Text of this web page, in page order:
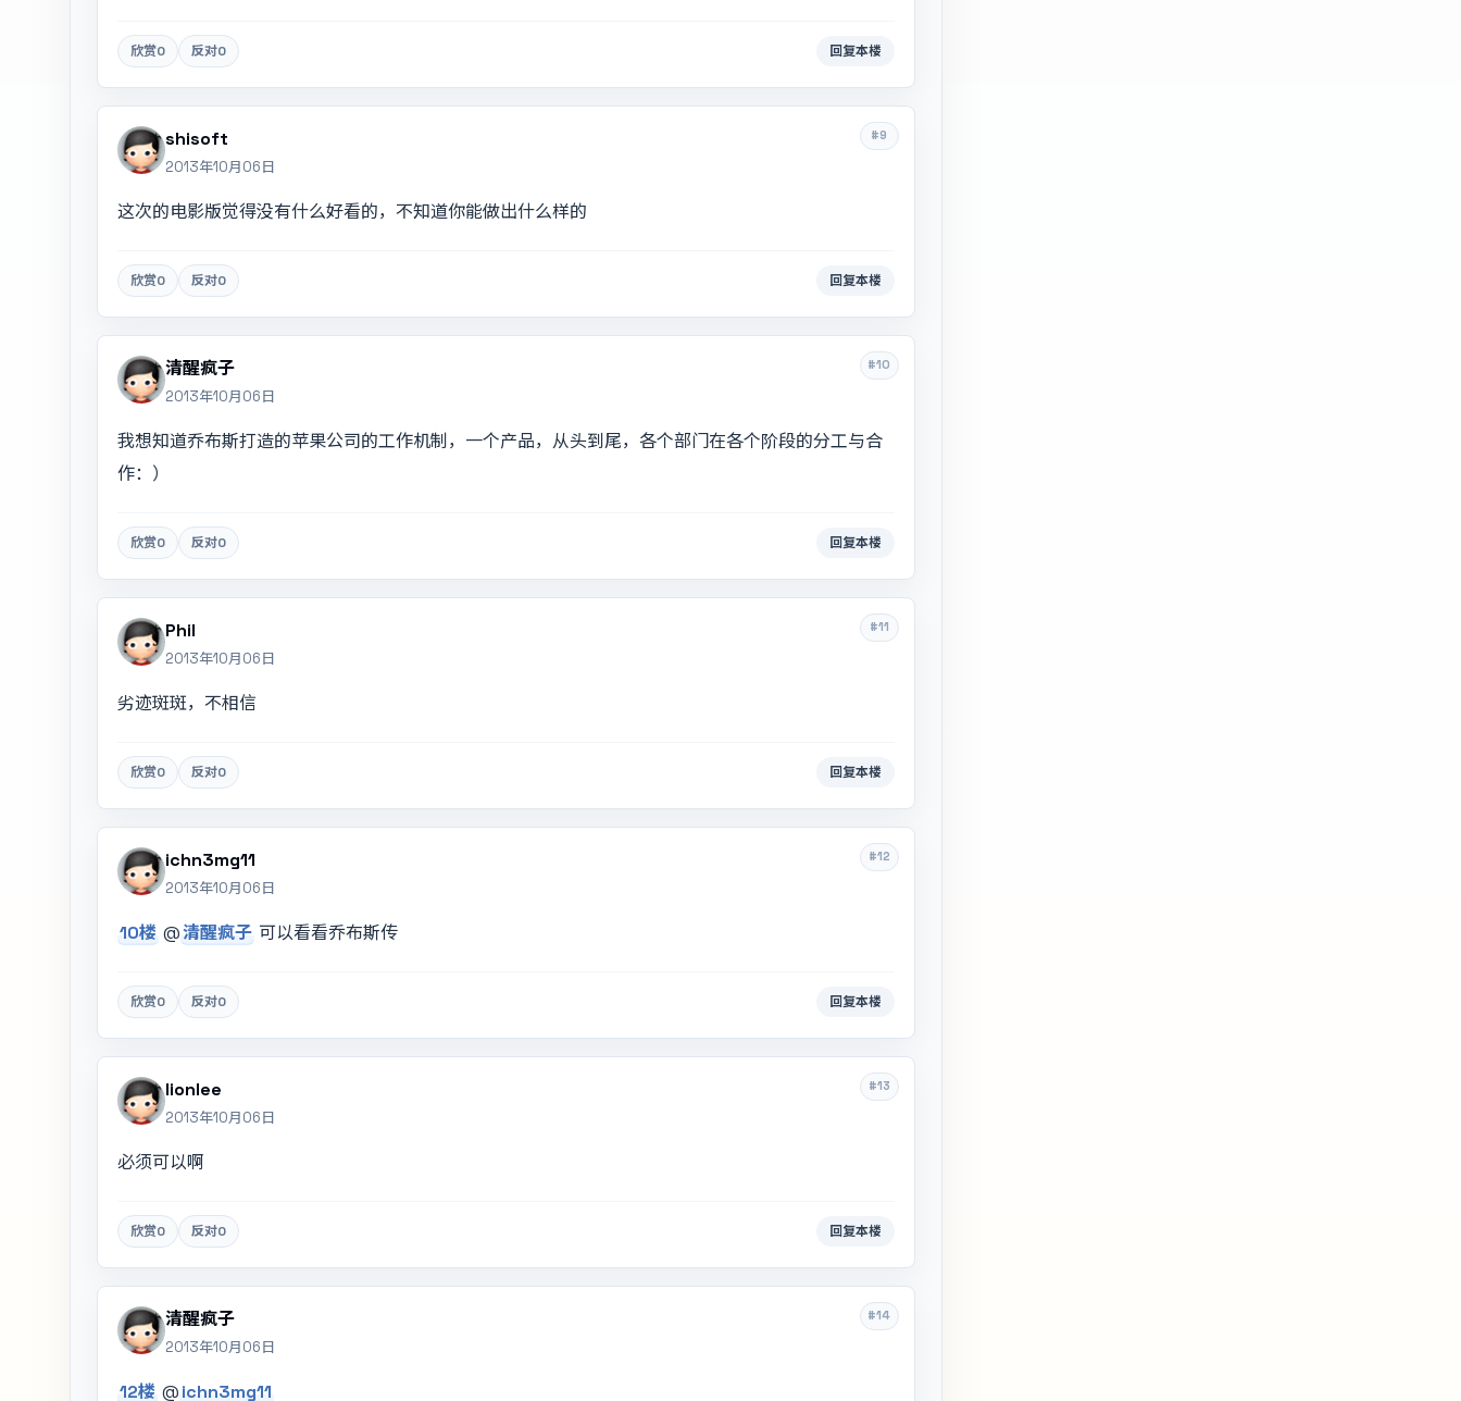
欣赏0 反对0 回复本楼
#9
shisoft
2013年10月06日
这次的电影版觉得没有什么好看的，不知道你能做出什么样的
欣赏0 反对0 回复本楼
#10
清醒疯子
2013年10月06日
我想知道乔布斯打造的苹果公司的工作机制，一个产品，从头到尾，各个部门在各个阶段的分工与合
作：）
欣赏0 反对0 回复本楼
#11
Phil
2013年10月06日
劣迹斑斑，不相信
欣赏0 反对0 回复本楼
#12
ichn3mg11
2013年10月06日
10楼 @清醒疯子 可以看看乔布斯传
欣赏0 反对0 回复本楼
#13
lionlee
2013年10月06日
必须可以啊
欣赏0 反对0 回复本楼
#14
清醒疯子
2013年10月06日
12楼 @ichn3mg11